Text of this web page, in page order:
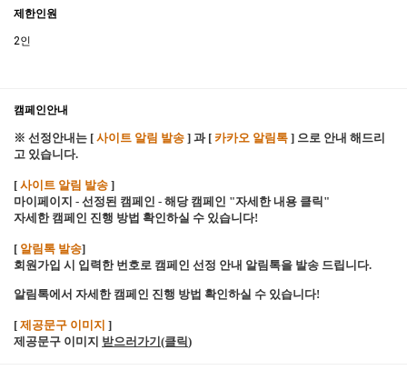
제한인원
2인
캠페인안내
※ 선정안내는 [ 사이트 알림 발송 ] 과 [ 카카오 알림톡 ] 으로 안내 해드리
고 있습니다.
[ 사이트 알림 발송 ]
마이페이지 - 선정된 캠페인 - 해당 캠페인 "자세한 내용 클릭"
자세한 캠페인 진행 방법 확인하실 수 있습니다!
[ 알림톡 발송]
회원가입 시 입력한 번호로 캠페인 선정 안내 알림톡을 발송 드립니다.
알림톡에서 자세한 캠페인 진행 방법 확인하실 수 있습니다!
[ 제공문구 이미지 ]
제공문구 이미지 받으러가기(클릭 )